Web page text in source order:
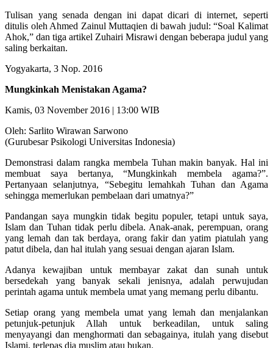
Tulisan yang senada dengan ini dapat dicari di internet, seperti
ditulis oleh Ahmed Zainul Muttaqien di bawah judul: “Soal Kalimat
Ahok,” dan tiga artikel Zuhairi Misrawi dengan beberapa judul yang
saling berkaitan.
Yogyakarta, 3 Nop. 2016
Mungkinkah Menistakan Agama?
Kamis, 03 November 2016 | 13:00 WIB
Oleh: Sarlito Wirawan Sarwono
(Gurubesar Psikologi Universitas Indonesia)
Demonstrasi dalam rangka membela Tuhan makin banyak. Hal ini
membuat saya bertanya, “Mungkinkah membela agama?”.
Pertanyaan selanjutnya, “Sebegitu lemahkah Tuhan dan Agama
sehingga memerlukan pembelaan dari umatnya?”
Pandangan saya mungkin tidak begitu populer, tetapi untuk saya,
Islam dan Tuhan tidak perlu dibela. Anak-anak, perempuan, orang
yang lemah dan tak berdaya, orang fakir dan yatim piatulah yang
patut dibela, dan hal itulah yang sesuai dengan ajaran Islam.
Adanya kewajiban untuk membayar zakat dan sunah untuk
bersedekah yang banyak sekali jenisnya, adalah perwujudan
perintah agama untuk membela umat yang memang perlu dibantu.
Setiap orang yang membela umat yang lemah dan menjalankan
petunjuk-petunjuk Allah untuk berkeadilan, untuk saling
menyayangi dan menghormati dan sebagainya, itulah yang disebut
Islami, terlepas dia muslim atau bukan.